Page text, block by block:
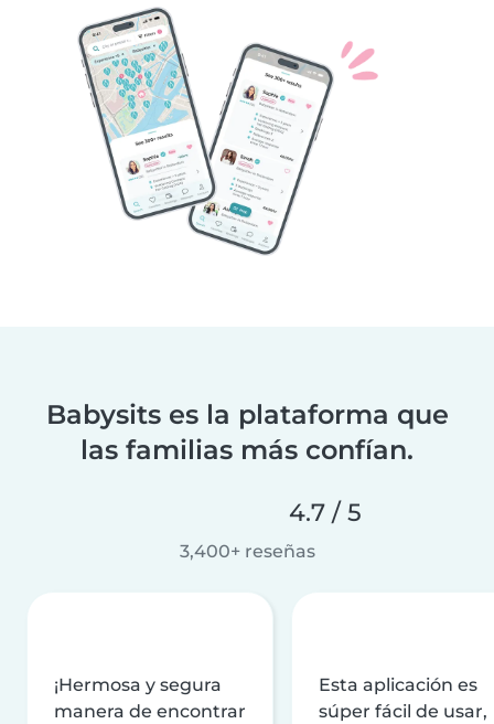
Babysits es la plataforma que
las familias más confían.
4.7 / 5
3,400+ reseñas
¡Hermosa y segura
manera de encontrar
Esta aplicación es
súper fácil de usar,